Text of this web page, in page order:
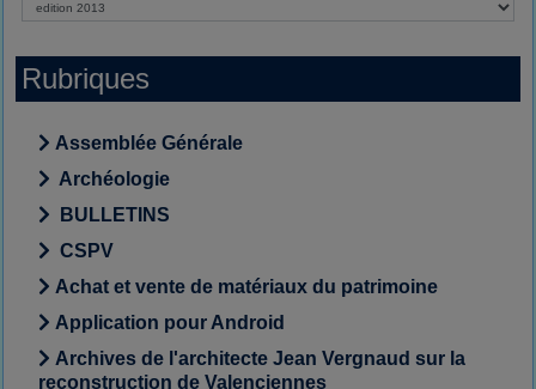
Rubriques
Assemblée Générale
Archéologie
BULLETINS
CSPV
Achat et vente de matériaux du patrimoine
Application pour Android
Archives de l'architecte Jean Vergnaud sur la
reconstruction de Valenciennes